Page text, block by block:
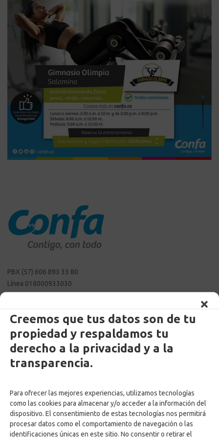
Creemos que tus datos son de tu
propiedad y respaldamos tu
derecho a la privacidad y a la
transparencia.
Para ofrecer las mejores experiencias, utilizamos tecnologías
como las cookies para almacenar y/o acceder a la información del
dispositivo. El consentimiento de estas tecnologías nos permitirá
procesar datos como el comportamiento de navegación o las
identificaciones únicas en este sitio. No consentir o retirar el
PBX (57) 606 893 33 80
Línea 018000933030
servicio.cliente@confa.co
pqrsf@confa.co
Caldas – Colombia